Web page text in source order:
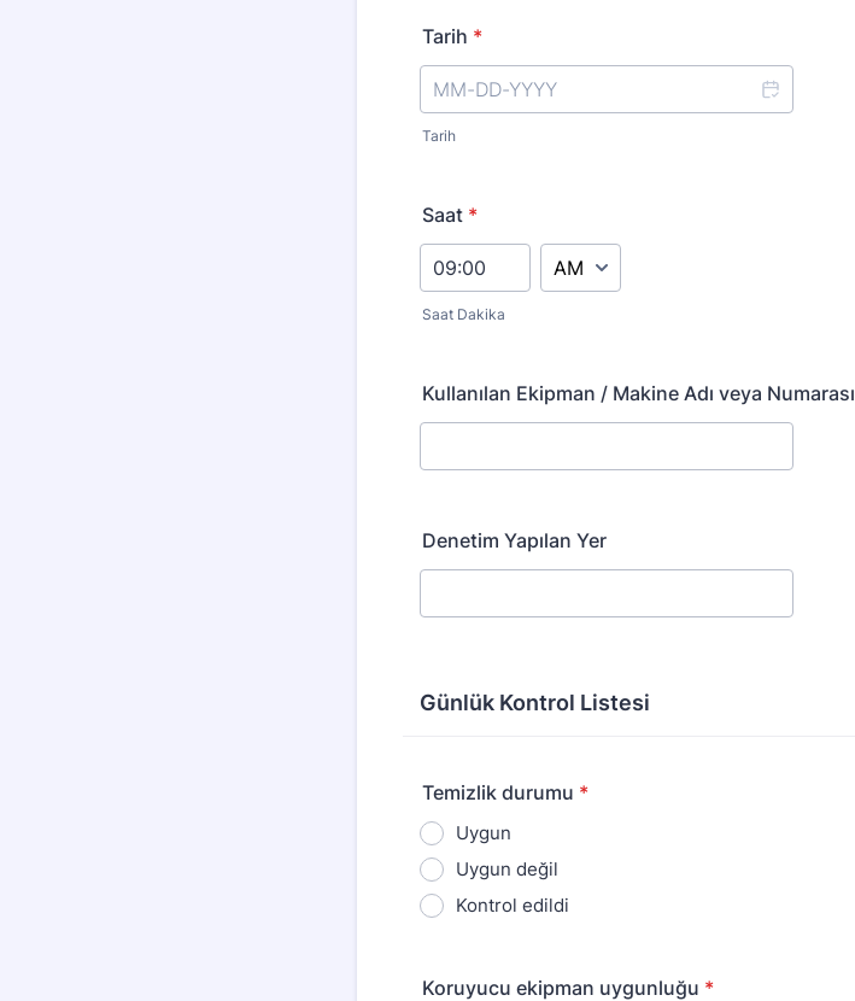
Tarih *
Tarih
Saat *
Saat Dakika
AM/PM Option
Kullanılan Ekipman / Makine Adı veya Numarası
Denetim Yapılan Yer
Günlük Kontrol Listesi
Temizlik durumu *
Uygun
Uygun değil
Kontrol edildi
Koruyucu ekipman uygunluğu *